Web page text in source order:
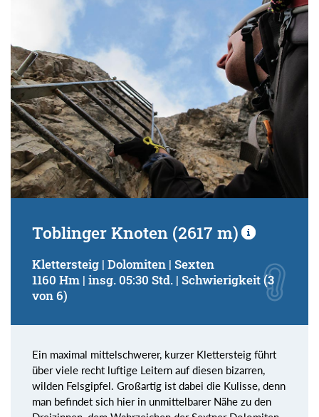
Toblinger Knoten (2617 m)
Klettersteig | Dolomiten | Sexten
1160 Hm | insg. 05:30 Std. | Schwierigkeit (3
von 6)
Ein maximal mittelschwerer, kurzer Klettersteig führt
über viele recht luftige Leitern auf diesen bizarren,
wilden Felsgipfel. Großartig ist dabei die Kulisse, denn
man befindet sich hier in unmittelbarer Nähe zu den